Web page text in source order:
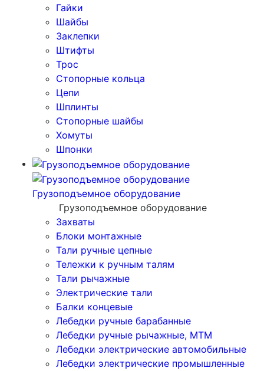
Гайки
Шайбы
Заклепки
Штифты
Трос
Стопорные кольца
Цепи
Шплинты
Стопорные шайбы
Хомуты
Шпонки
Грузоподъемное оборудование
Грузоподъемное оборудование
Захваты
Блоки монтажные
Тали ручные цепные
Тележки к ручным талям
Тали рычажные
Электрические тали
Балки концевые
Лебедки ручные барабанные
Лебедки ручные рычажные, МТМ
Лебедки электрические автомобильные
Лебедки электрические промышленные